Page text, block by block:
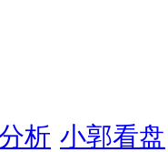
析 小郭看盘